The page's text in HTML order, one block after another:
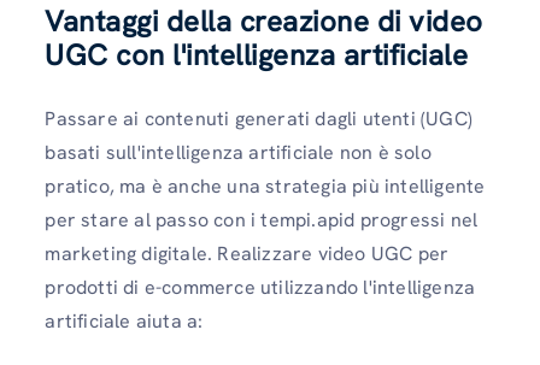
Vantaggi della creazione di video
UGC con l'intelligenza artificiale
Passare ai contenuti generati dagli utenti (UGC)
basati sull'intelligenza artificiale non è solo
pratico, ma è anche una strategia più intelligente
per stare al passo con i tempi.apid progressi nel
marketing digitale. Realizzare video UGC per
prodotti di e-commerce utilizzando l'intelligenza
artificiale aiuta a: